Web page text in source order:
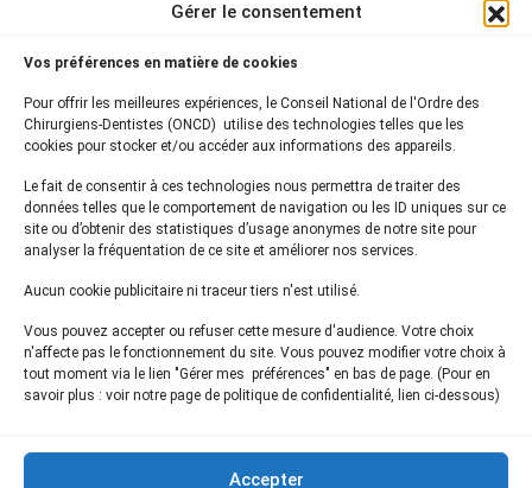
Gérer le consentement
Vos préférences en matière de cookies
Pour offrir les meilleures expériences, le Conseil National de l'Ordre des
Chirurgiens-Dentistes (ONCD) utilise des technologies telles que les
cookies pour stocker et/ou accéder aux informations des appareils.
Le fait de consentir à ces technologies nous permettra de traiter des
données telles que le comportement de navigation ou les ID uniques sur ce
site ou d’obtenir des statistiques d’usage anonymes de notre site pour
analyser la fréquentation de ce site et améliorer nos services.
Aucun cookie publicitaire ni traceur tiers n'est utilisé.
Vous pouvez accepter ou refuser cette mesure d'audience. Votre choix
n'affecte pas le fonctionnement du site. Vous pouvez modifier votre choix à
tout moment via le lien "Gérer mes préférences" en bas de page. (Pour en
savoir plus : voir notre page de politique de confidentialité, lien ci-dessous)
Accepter
75761 Paris Cedex 16
01 44 34 78 80
courrier@oncd.org
Actualités
Presse
Informations légales
Plan du site
Inscrivez-vous à notrenewsletter